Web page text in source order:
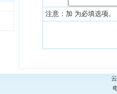
注意：加 为必填选项。